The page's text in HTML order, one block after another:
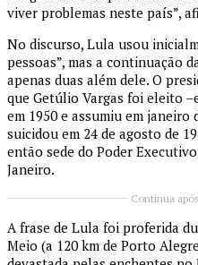
viver problemas neste país”,
No discurso, Lula usou
pessoas”, mas a continuação
apenas duas além dele. O
que Getúlio Vargas foi eleito
em 1950 e assumiu em janeiro
suicidou em 24 de agosto de
então sede do Poder
Janeiro.
Continua
A frase de Lula foi proferida
Meio (a 120 km de Porto